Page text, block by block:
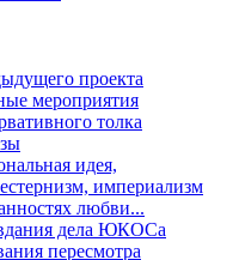
проекта
мероприятия
толка
идея,
империализм
любви...
дела ЮКОСа
пересмотра